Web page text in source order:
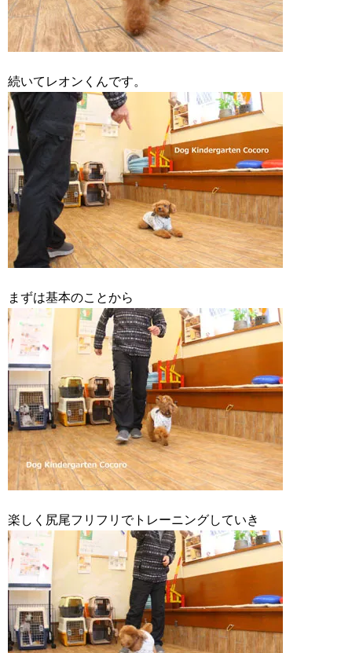
続いてレオンくんです。
まずは基本のことから
楽しく尻尾フリフリでトレーニングしていき